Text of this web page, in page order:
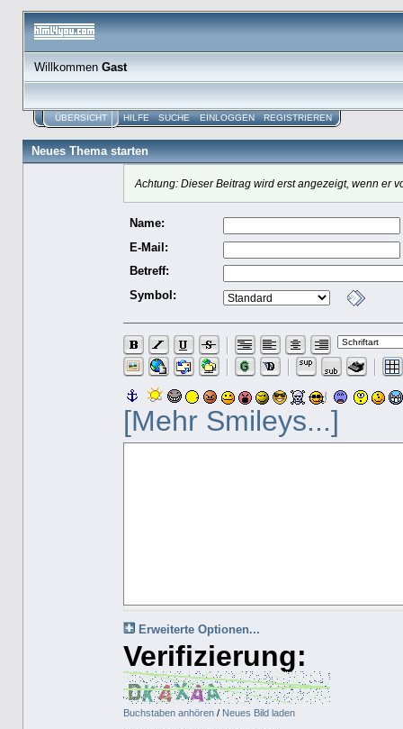
WillkommenGast
ÜBERSICHT HILFE SUCHE EINLOGGEN REGISTRIEREN
Neues Thema starten
Achtung: Dieser Beitrag wird erst angezeigt, wenn er
Name:
E-Mail:
Betreff:
Symbol:
[Mehr Smileys...]
Erweiterte Optionen...
Verifizierung:
Buchstaben anhören / Neues Bild laden